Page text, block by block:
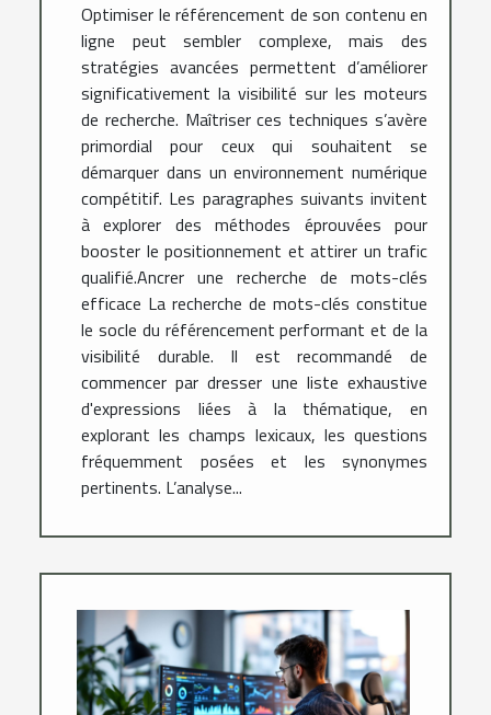
Optimiser le référencement de son contenu en
ligne peut sembler complexe, mais des
stratégies avancées permettent d’améliorer
significativement la visibilité sur les moteurs
de recherche. Maîtriser ces techniques s’avère
primordial pour ceux qui souhaitent se
démarquer dans un environnement numérique
compétitif. Les paragraphes suivants invitent
à explorer des méthodes éprouvées pour
booster le positionnement et attirer un trafic
qualifié.Ancrer une recherche de mots-clés
efficace La recherche de mots-clés constitue
le socle du référencement performant et de la
visibilité durable. Il est recommandé de
commencer par dresser une liste exhaustive
d'expressions liées à la thématique, en
explorant les champs lexicaux, les questions
fréquemment posées et les synonymes
pertinents. L’analyse...